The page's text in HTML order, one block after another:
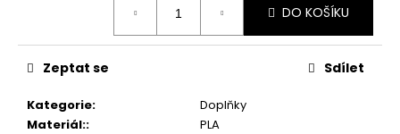
DO KOŠÍKU
Kategorie:
Doplňky
Materiál:: PLA
Zeptat se Sdílet
j
e
e